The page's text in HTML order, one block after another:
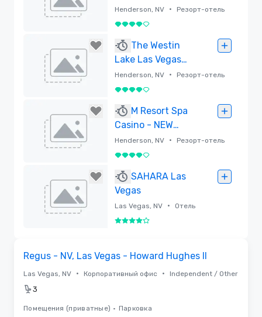
Henderson, NV • Резорт-отель
4 из 5
The Westin
Lake Las Vegas
Resort & Spa
Henderson, NV • Резорт-отель
4 из 5
M Resort Spa
Casino - NEW
TOWER NOW OPEN
Henderson, NV • Резорт-отель
4 из 5
SAHARA Las
Vegas
Las Vegas, NV • Отель
4 из 5
Regus - NV, Las Vegas - Howard Hughes II
Las Vegas, NV • Корпоративный офис • Independent / Other
3
Помещения (приватные) • Парковка